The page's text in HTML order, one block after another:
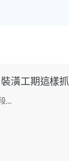
潢工期這樣抓
...